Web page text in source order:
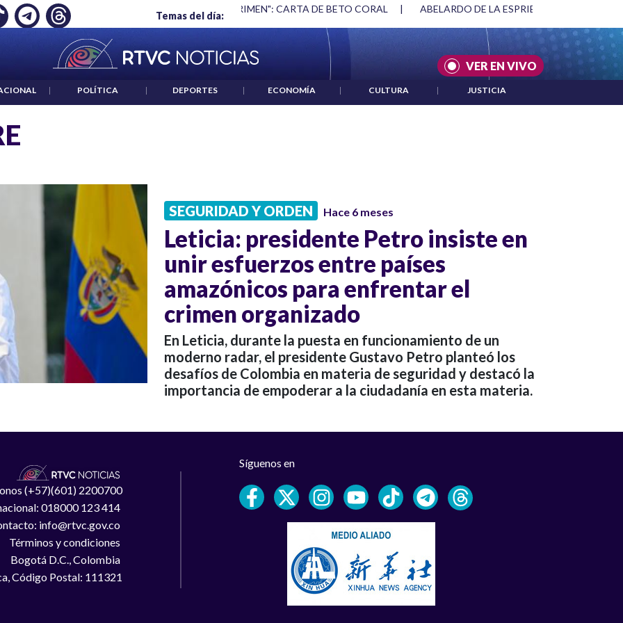
Temas del día:
EMPLEO: JP MORGAN "HABLAR NO ES UN CRIMEN": CARTA DE BETO CORAL | ABELARDO DE LA ESPRIELLA Y DMG
VER EN VIVO
| POLÍTICA | DEPORTES | ECONOMÍA | CULTURA | JUSTICIA
SEGURIDAD Y ORDEN Hace 6 meses
Leticia: presidente Petro insiste en
unir esfuerzos entre países
amazónicos para enfrentar el
crimen organizado
En Leticia, durante la puesta en funcionamiento de un
moderno radar, el presidente Gustavo Petro planteó los
desafíos de Colombia en materia de seguridad y destacó la
importancia de empoderar a la ciudadanía en esta materia.
(+57)(601) 2200700
018000 123 414
info@rtvc.gov.co
Términos y condiciones
Bogotá D.C., Colombia
Código Postal: 111321
Síguenos en